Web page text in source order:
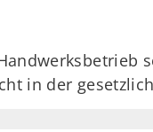
in der